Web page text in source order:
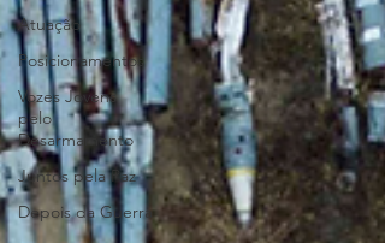
Atuação
Posicionamentos
Vozes Jovens
pelo
Desarmamento
Juntos pela Paz
Depois da Guerra